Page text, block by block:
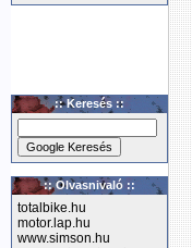
:: Keresés ::
:: Olvasnivaló ::
totalbike.hu
motor.lap.hu
www.simson.hu